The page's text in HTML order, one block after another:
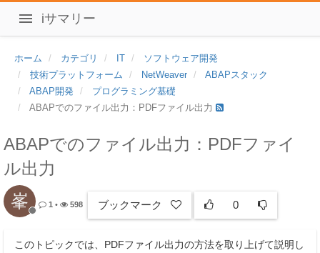
iサマリー
ホーム カテゴリ IT
ソフトウェア開発
技術プラットフォーム
NetWeaver
ABAPスタック
ABAP開発
プログラミング基礎
ABAPでのファイル出力：PDFファイル出力
ABAPでのファイル出力：PDFファイ
ル出力
峯 1 • 598 ブックマーク 0
このトピックでは、PDFファイル出力の方法を取り上げて説明し